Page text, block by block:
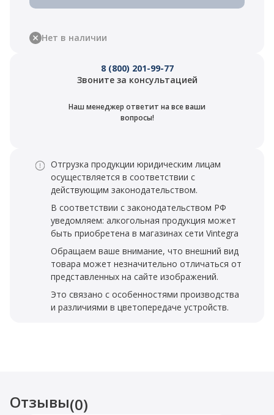
Нет в наличии
8 (800) 201-99-77
Звоните за консультацией
Наш менеджер ответит на все ваши
вопросы!
Отгрузка продукции юридическим лицам
осуществляется в соответствии с
действующим законодательством.
В соответствии с законодательством РФ
уведомляем: алкогольная продукция может
быть приобретена в магазинах сети Vintegra
Обращаем ваше внимание, что внешний вид
товара может незначительно отличаться от
представленных на сайте изображений.
Это связано с особенностями производства
и различиями в цветопередаче устройств.
Отзывы(0)